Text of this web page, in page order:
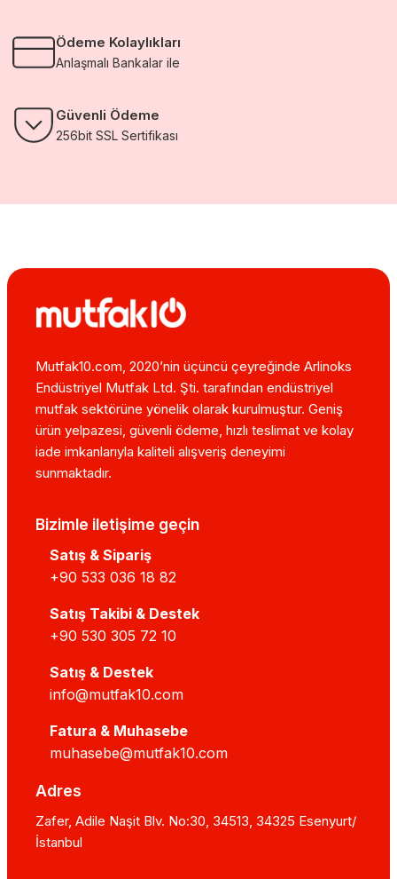
Ödeme Kolaylıkları
Anlaşmalı Bankalar ile
Güvenli Ödeme
256bit SSL Sertifikası
Mutfak10.com, 2020’nin üçüncü çeyreğinde Arlinoks
Endüstriyel Mutfak Ltd. Şti. tarafından endüstriyel
mutfak sektörüne yönelik olarak kurulmuştur. Geniş
ürün yelpazesi, güvenli ödeme, hızlı teslimat ve kolay
iade imkanlarıyla kaliteli alışveriş deneyimi
sunmaktadır.
Bizimle iletişime geçin
Satış & Sipariş
+90 533 036 18 82
Satış Takibi & Destek
+90 530 305 72 10
Satış & Destek
info@mutfak10.com
Fatura & Muhasebe
muhasebe@mutfak10.com
Adres
Zafer, Adile Naşit Blv. No:30, 34513, 34325 Esenyurt/
İstanbul